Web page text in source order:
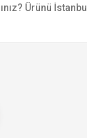
Ürünü